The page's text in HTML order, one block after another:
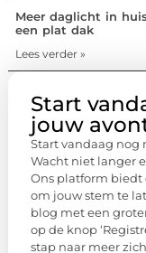
Meer daglicht in
een plat dak
Lees verder »
Start
jouw
Start vandaag nog
Wacht niet langer
Ons platform biedt
om jouw stem te
blog met een
op de knop
stap naar meer